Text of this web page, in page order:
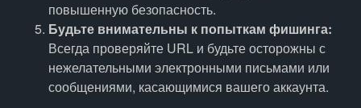
повышенную безопасность.
Будьте внимательны к попыткам фишинга:
Всегда проверяйте URL и будьте осторожны с
нежелательными электронными письмами или
сообщениями, касающимися вашего аккаунта.